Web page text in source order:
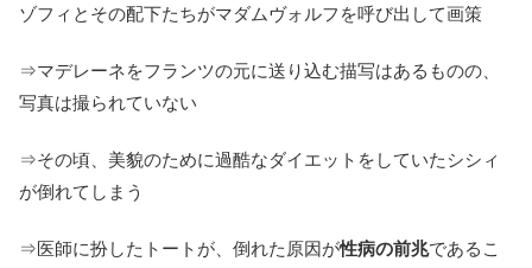
ゾフィとその配下たちがマダムヴォルフを呼び出して画策
⇒マデレーネをフランツの元に送り込む描写はあるものの、
写真は撮られていない
⇒その頃、美貌のために過酷なダイエットをしていたシシィ
が倒れてしまう
⇒医師に扮したトートが、倒れた原因が性病の前兆であるこ